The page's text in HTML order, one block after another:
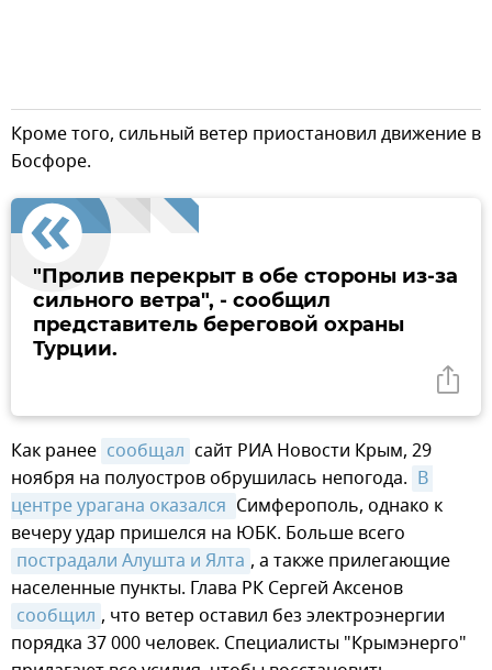
Кроме того, сильный ветер приостановил движение в
Босфоре.
"Пролив перекрыт в обе стороны из-за
сильного ветра", - сообщил
представитель береговой охраны
Турции.
Как ранее сообщал сайт РИА Новости Крым, 29
ноября на полуостров обрушилась непогода. В
центре урагана оказался Симферополь, однако к
вечеру удар пришелся на ЮБК. Больше всего
пострадали Алушта и Ялта , а также прилегающие
населенные пункты. Глава РК Сергей Аксенов
сообщил , что ветер оставил без электроэнергии
порядка 37 000 человек. Специалисты "Крымэнерго"